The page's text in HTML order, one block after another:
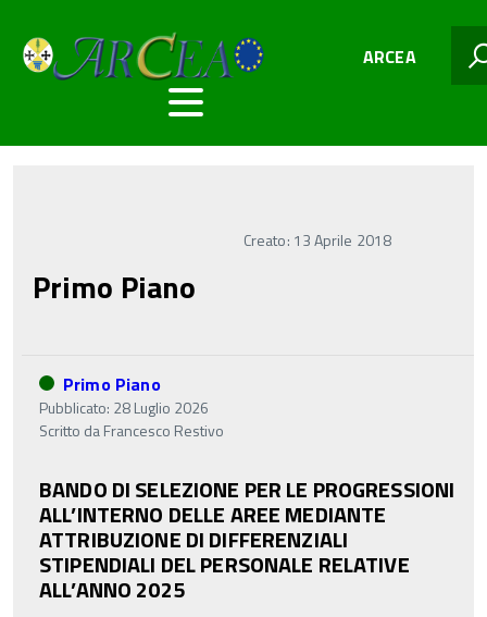
ARCEA
Creato: 13 Aprile 2018
Primo Piano
Primo Piano
Pubblicato: 28 Luglio 2026
Scritto daFrancesco Restivo
BANDO DI SELEZIONE PER LE PROGRESSIONI
ALL’INTERNO DELLE AREE MEDIANTE
ATTRIBUZIONE DI DIFFERENZIALI
STIPENDIALI DEL PERSONALE RELATIVE
ALL’ANNO 2025